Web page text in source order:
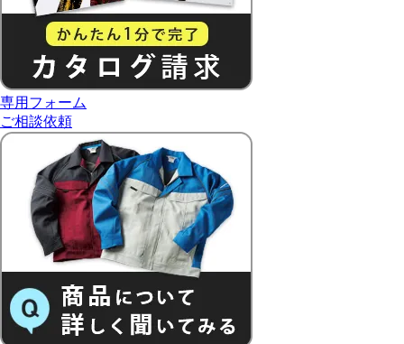
専用フォーム
ご相談依頼